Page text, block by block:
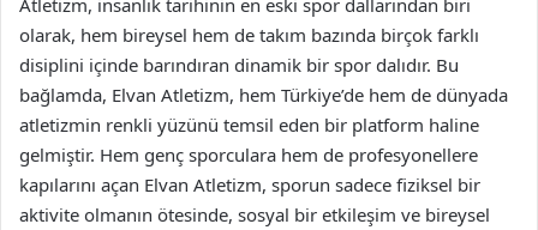
olarak, hem bireysel hem de takım bazında birçok farklı
disiplini içinde barındıran dinamik bir spor dalıdır. Bu
bağlamda, Elvan Atletizm, hem Türkiye’de hem de dünyada
atletizmin renkli yüzünü temsil eden bir platform haline
gelmiştir. Hem genç sporculara hem de profesyonellere
kapılarını açan Elvan Atletizm, sporun sadece fiziksel bir
aktivite olmanın ötesinde, sosyal bir etkileşim ve bireysel